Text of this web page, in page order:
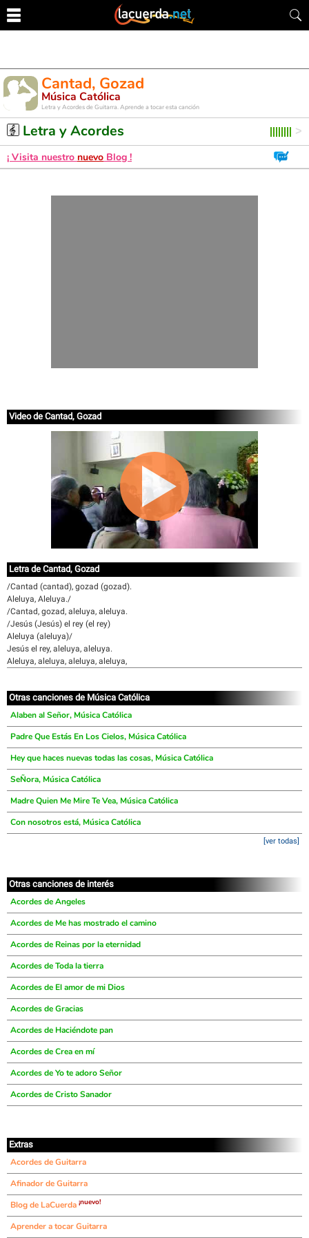
Cantad, Gozad
Música Católica
Letra y Acordes de Guitarra. Aprende a tocar esta canción
Letra y Acordes
¡ Visita nuestro nuevo Blog !
Video de Cantad, Gozad
Letra de Cantad, Gozad
/Cantad (cantad), gozad (gozad).
Aleluya, Aleluya./
/Cantad, gozad, aleluya, aleluya.
/Jesús (Jesús) el rey (el rey)
Aleluya (aleluya)/
Jesús el rey, aleluya, aleluya.
Aleluya, aleluya, aleluya, aleluya,
Otras canciones de Música Católica
Alaben al Señor, Música Católica
Padre Que Estás En Los Cielos, Música Católica
Hey que haces nuevas todas las cosas, Música Católica
SeÑora, Música Católica
Madre Quien Me Mire Te Vea, Música Católica
Con nosotros está, Música Católica
[ver todas]
Otras canciones de interés
Acordes de Angeles
Acordes de Me has mostrado el camino
Acordes de Reinas por la eternidad
Acordes de Toda la tierra
Acordes de El amor de mi Dios
Acordes de Gracias
Acordes de Haciéndote pan
Acordes de Crea en mí
Acordes de Yo te adoro Señor
Acordes de Cristo Sanador
Extras
Acordes de Guitarra
Afinador de Guitarra
Blog de LaCuerda ¡nuevo!
Aprender a tocar Guitarra